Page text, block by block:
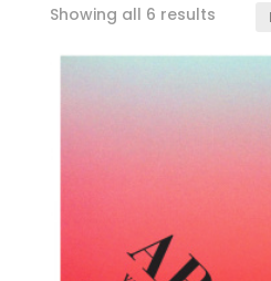
Showing all 6 results